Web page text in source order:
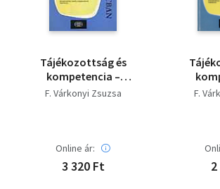
Tájékozottság és
kompetencia –
Óvodáskorúak
gyakorlatban 36.)
F. Várkonyi Zsuzsa
Online ár:
3 320 Ft
F.